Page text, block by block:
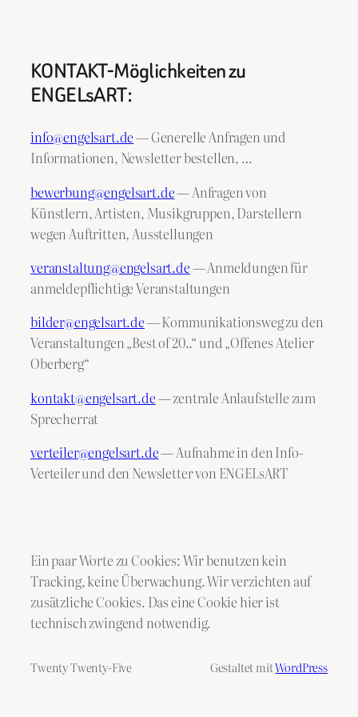
KONTAKT-Möglichkeiten zu
ENGELsART:
info@engelsart.de— Generelle Anfragen und
Informationen, Newsletter bestellen, …
bewerbung@engelsart.de— Anfragen von
Künstlern, Artisten, Musikgruppen, Darstellern
wegen Auftritten, Ausstellungen
veranstaltung@engelsart.de— Anmeldungen für
anmeldepflichtige Veranstaltungen
bilder@engelsart.de— Kommunikationsweg zu den
Veranstaltungen „Best of 20..“ und „Offenes Atelier
Oberberg“
kontakt@engelsart.de— zentrale Anlaufstelle zum
Sprecherrat
verteiler@engelsart.de— Aufnahme in den Info-
Verteiler und den Newsletter von ENGELsART
Ein paar Worte zu Cookies: Wir benutzen kein
Tracking, keine Überwachung. Wir verzichten auf
zusätzliche Cookies. Das eine Cookie hier ist
technisch zwingend notwendig.
Twenty Twenty-Five Gestaltet mitWordPress